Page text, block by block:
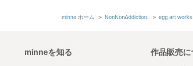
minne ホーム ＞ NonNon∆ddiction. ＞ egg art
minneを知る 作品販売に